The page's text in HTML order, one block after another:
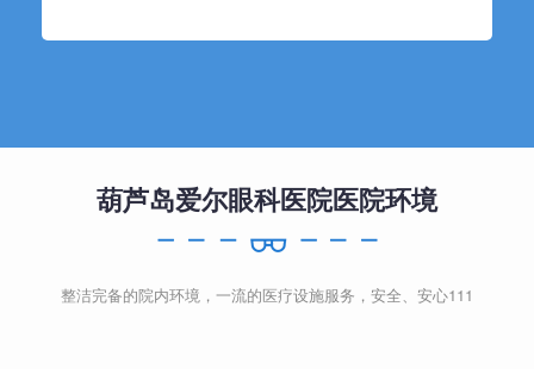
葫芦岛爱尔眼科医院医院环境
整洁完备的院内环境，一流的医疗设施服务，安全、安心111